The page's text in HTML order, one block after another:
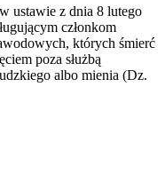
ustawie z dnia 8 lutego
członkom
których śmierć
poza służbą
albo mienia (Dz.